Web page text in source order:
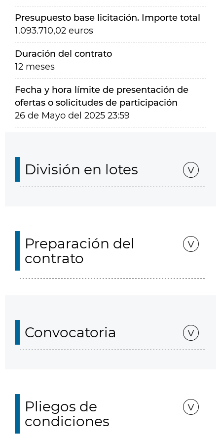
Presupuesto base licitación. Importe total
1.093.710,02 euros
Duración del contrato
12 meses
Fecha y hora límite de presentación de
ofertas o solicitudes de participación
26 de Mayo del 2025 23:59
División en lotes
Preparación del
contrato
Convocatoria
Pliegos de
condiciones